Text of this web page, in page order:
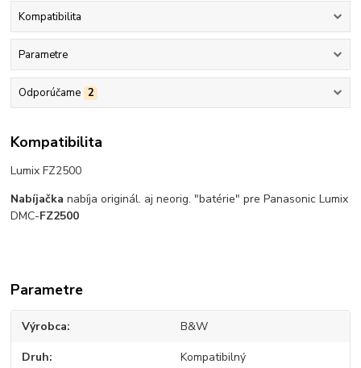
Kompatibilita
Parametre
Odporúčame 2
Kompatibilita
Lumix FZ2500
Nabíjačka nabíja originál. aj neorig. "batérie" pre Panasonic Lumix
DMC-FZ2500
Parametre
Výrobca B&W
Druh Kompatibilný